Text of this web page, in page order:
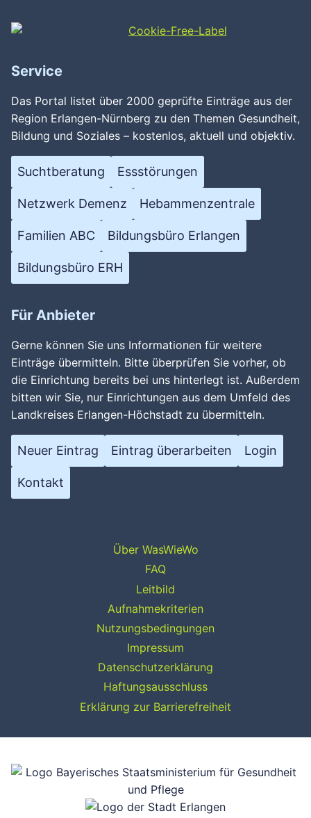
Service
Das Portal listet über 2000 geprüfte Einträge aus der
Region Erlangen-Nürnberg zu den Themen Gesundheit,
Bildung und Soziales – kostenlos, aktuell und objektiv.
Suchtberatung Essstörungen
Netzwerk Demenz Hebammenzentrale
Familien ABC Bildungsbüro Erlangen
Bildungsbüro ERH
Für Anbieter
Gerne können Sie uns Informationen für weitere
Einträge übermitteln. Bitte überprüfen Sie vorher, ob
die Einrichtung bereits bei uns hinterlegt ist. Außerdem
bitten wir Sie, nur Einrichtungen aus dem Umfeld des
Landkreises Erlangen-Höchstadt zu übermitteln.
Neuer Eintrag Eintrag überarbeiten Login
Kontakt
Über WasWieWo
FAQ
Leitbild
Aufnahmekriterien
Nutzungsbedingungen
Impressum
Datenschutzerklärung
Haftungsausschluss
Erklärung zur Barrierefreiheit